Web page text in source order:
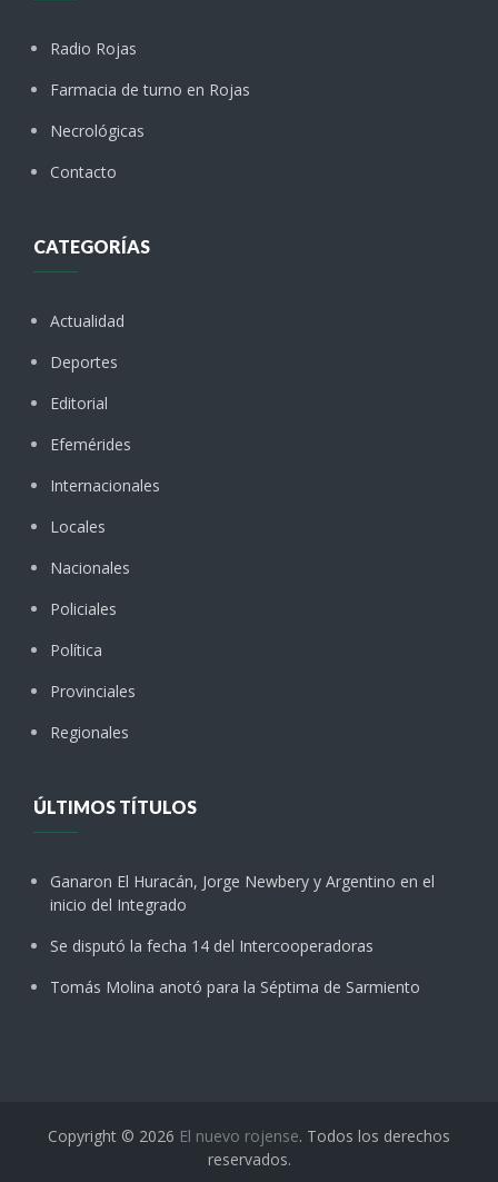
Radio Rojas
Farmacia de turno en Rojas
Necrológicas
Contacto
CATEGORÍAS
Actualidad
Deportes
Editorial
Efemérides
Internacionales
Locales
Nacionales
Policiales
Política
Provinciales
Regionales
ÚLTIMOS TÍTULOS
Ganaron El Huracán, Jorge Newbery y Argentino en el
inicio del Integrado
Se disputó la fecha 14 del Intercooperadoras
Tomás Molina anotó para la Séptima de Sarmiento
Copyright © 2026 El nuevo rojense. Todos los derechos
reservados.